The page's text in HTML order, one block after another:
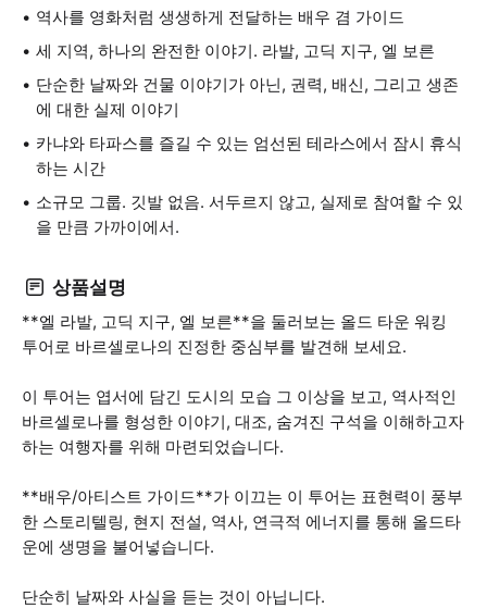
역사를 영화처럼 생생하게 전달하는 배우 겸 가이드
세 지역, 하나의 완전한 이야기. 라발, 고딕 지구, 엘 보른
단순한 날짜와 건물 이야기가 아닌, 권력, 배신, 그리고 생존
에 대한 실제 이야기
카냐와 타파스를 즐길 수 있는 엄선된 테라스에서 잠시 휴식
하는 시간
소규모 그룹. 깃발 없음. 서두르지 않고, 실제로 참여할 수 있
을 만큼 가까이에서.
상품설명
**엘 라발, 고딕 지구, 엘 보른**을 둘러보는 올드 타운 워킹
투어로 바르셀로나의 진정한 중심부를 발견해 보세요.
이 투어는 엽서에 담긴 도시의 모습 그 이상을 보고, 역사적인
바르셀로나를 형성한 이야기, 대조, 숨겨진 구석을 이해하고자
하는 여행자를 위해 마련되었습니다.
**배우/아티스트 가이드**가 이끄는 이 투어는 표현력이 풍부
한 스토리텔링, 현지 전설, 역사, 연극적 에너지를 통해 올드타
운에 생명을 불어넣습니다.
단순히 날짜와 사실을 듣는 것이 아닙니다.